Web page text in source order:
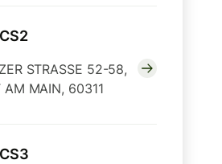
STRASSE 52-58,
AM MAIN, 60311